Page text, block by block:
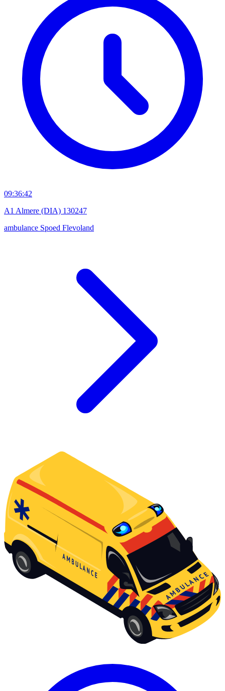
09:36:42
A1 Almere (DIA) 130247
ambulance Spoed Flevoland